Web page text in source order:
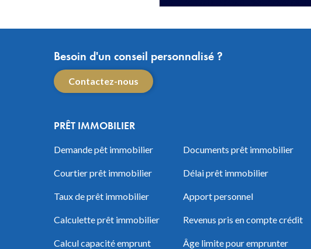
Besoin d'un conseil personnalisé ?
Contactez-nous
PRÊT IMMOBILIER
Demande pêt immobilier
Courtier prêt immobilier
Taux de prêt immobilier
Calculette prêt immobilier
Calcul capacité emprunt
Documents prêt immobilier
Délai prêt immobilier
Apport personnel
Revenus pris en compte crédit
Âge limite pour emprunter